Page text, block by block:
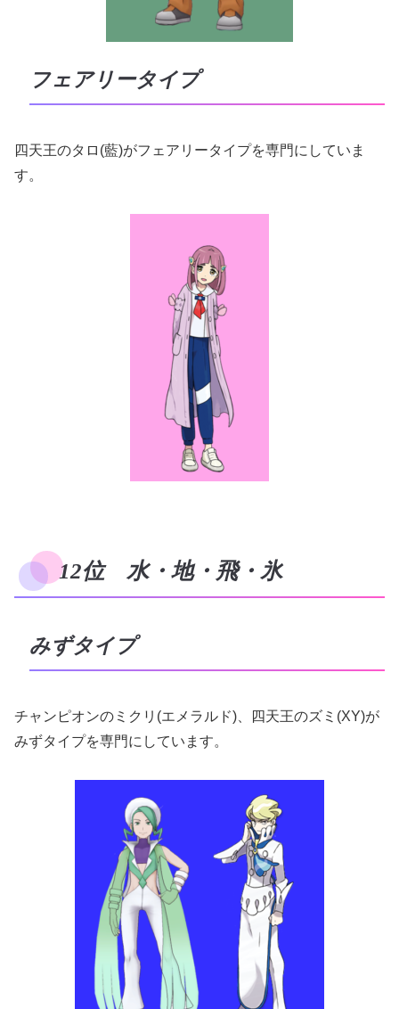
フェアリータイプ
四天王のタロ(藍)がフェアリータイプを専門にしていま
す。
12位 水・地・飛・氷
みずタイプ
チャンピオンのミクリ(エメラルド)、四天王のズミ(XY)が
みずタイプを専門にしています。